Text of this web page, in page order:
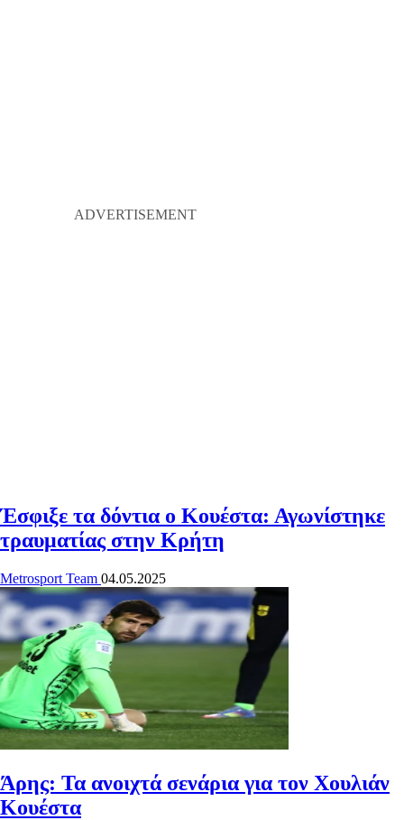
Έσφιξε τα δόντια ο Κουέστα: Αγωνίστηκε
τραυματίας στην Κρήτη
Metrosport Team 04.05.2025
Άρης: Τα ανοιχτά σενάρια για τον Χουλιάν
Κουέστα